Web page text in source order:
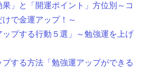
果」と「開運ポイント」方位別～コ
で金運アップ！～
ップする行動５選」～勉強運を上げ
する方法「勉強運アップができる